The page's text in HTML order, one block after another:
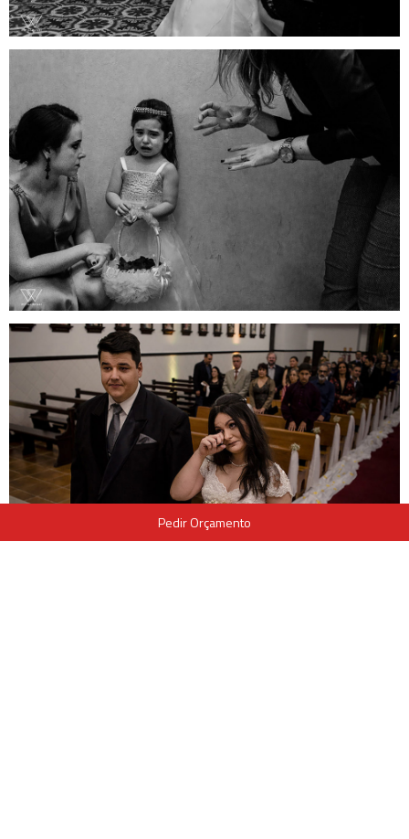
Pedir Orçamento